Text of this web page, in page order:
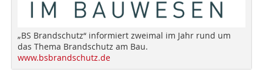
„BS Brandschutz“ informiert zweimal im Jahr rund um
das Thema Brandschutz am Bau.
www.bsbrandschutz.de